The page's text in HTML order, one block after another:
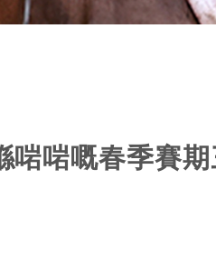
啱啱嘅春季賽